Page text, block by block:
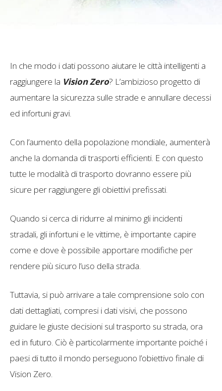
In che modo i dati possono aiutare le città intelligenti a
raggiungere la Vision Zero? L’ambizioso progetto di
aumentare la sicurezza sulle strade e annullare decessi
ed infortuni gravi.
Con l’aumento della popolazione mondiale, aumenterà
anche la domanda di trasporti efficienti. E con questo
tutte le modalità di trasporto dovranno essere più
sicure per raggiungere gli obiettivi prefissati.
Quando si cerca di ridurre al minimo gli incidenti
stradali, gli infortuni e le vittime, è importante capire
come e dove è possibile apportare modifiche per
rendere più sicuro l’uso della strada.
Tuttavia, si può arrivare a tale comprensione solo con
dati dettagliati, compresi i dati visivi, che possono
guidare le giuste decisioni sul trasporto su strada, ora
ed in futuro. Ciò è particolarmente importante poiché i
paesi di tutto il mondo perseguono l’obiettivo finale di
Vision Zero.